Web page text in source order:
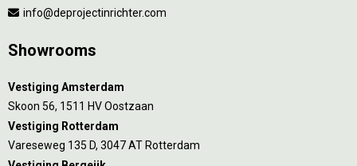
info@deprojectinrichter.com
Showrooms
Vestiging Amsterdam
Skoon 56, 1511 HV Oostzaan
Vestiging Rotterdam
Vareseweg 135 D, 3047 AT Rotterdam